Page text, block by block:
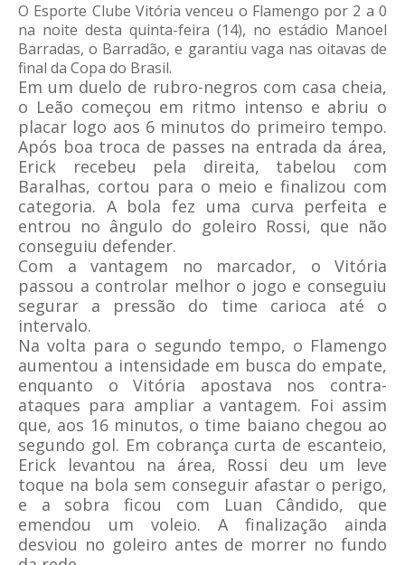
O Esporte Clube Vitória venceu o Flamengo por 2 a 0
na noite desta quinta-feira (14), no estádio Manoel
Barradas, o Barradão, e garantiu vaga nas oitavas de
final da Copa do Brasil.
Em um duelo de rubro-negros com casa cheia,
o Leão começou em ritmo intenso e abriu o
placar logo aos 6 minutos do primeiro tempo.
Após boa troca de passes na entrada da área,
Erick recebeu pela direita, tabelou com
Baralhas, cortou para o meio e finalizou com
categoria. A bola fez uma curva perfeita e
entrou no ângulo do goleiro Rossi, que não
conseguiu defender.
Com a vantagem no marcador, o Vitória
passou a controlar melhor o jogo e conseguiu
segurar a pressão do time carioca até o
intervalo.
Na volta para o segundo tempo, o Flamengo
aumentou a intensidade em busca do empate,
enquanto o Vitória apostava nos contra-
ataques para ampliar a vantagem. Foi assim
que, aos 16 minutos, o time baiano chegou ao
segundo gol. Em cobrança curta de escanteio,
Erick levantou na área, Rossi deu um leve
toque na bola sem conseguir afastar o perigo,
e a sobra ficou com Luan Cândido, que
emendou um voleio. A finalização ainda
desviou no goleiro antes de morrer no fundo